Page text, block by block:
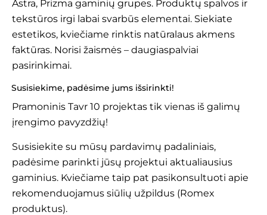
Astra, Prizma gaminių grupes. Produktų spalvos ir
tekstūros irgi labai svarbūs elementai. Siekiate
estetikos, kviečiame rinktis natūralaus akmens
faktūras. Norisi žaismės – daugiaspalviai
pasirinkimai.
Susisiekime, padėsime jums išsirinkti!
Pramoninis Tavr 10 projektas tik vienas iš galimų
įrengimo pavyzdžių!
Susisiekite su mūsų pardavimų padaliniais,
padėsime parinkti jūsų projektui aktualiausius
gaminius. Kviečiame taip pat pasikonsultuoti apie
rekomenduojamus siūlių užpildus (Romex
produktus).